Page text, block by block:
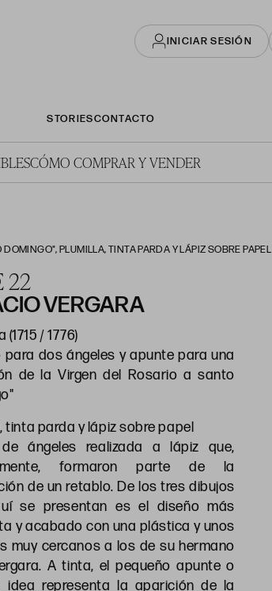
INICIAR SESIÓN
STORIESCONTACTO
CÓMO COMPRAR Y VENDER
PLUMILLA, TINTA PARDA Y LÁPIZ SOBRE PAPEL
22
VERGARA
(1715 / 1776)
para dos ángeles y apunte para una
de la Virgen del Rosario a santo
tinta parda y lápiz sobre papel
de ángeles realizada a lápiz que,
formaron parte de la
de un retablo. De los tres dibujos
se presentan es el diseño más
y acabado con una plástica y unos
muy cercanos a los de su hermano
A tinta, el pequeño apunte o
idea representa la aparición de la